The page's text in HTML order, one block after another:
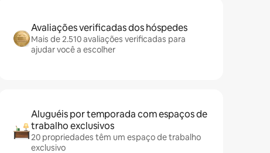
Avaliações verificadas dos hóspedes
Mais de 2.510 avaliações verificadas para
ajudar você a escolher
Aluguéis por temporada com espaços de
trabalho exclusivos
20 propriedades têm um espaço de trabalho
exclusivo